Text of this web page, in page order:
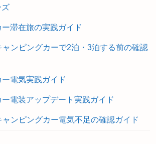
ズ
滞在旅の実践ガイド
ャンピングカーで2泊・3泊する前の確認
電気実践ガイド
電装アップデート実践ガイド
ャンピングカー電気不足の確認ガイド